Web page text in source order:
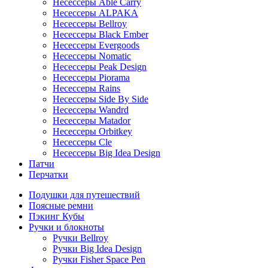
Несессеры Able Carry
Несессеры ALPAKA
Несессеры Bellroy
Несессеры Black Ember
Несессеры Evergoods
Несессеры Nomatic
Несессеры Peak Design
Несессеры Piorama
Несессеры Rains
Несессеры Side By Side
Несессеры Wandrd
Несессеры Matador
Несессеры Orbitkey
Несессеры Cle
Несессеры Big Idea Design
Патчи
Перчатки
Подушки для путешествий
Поясные ремни
Пэкинг Кубы
Ручки и блокноты
Ручки Bellroy
Ручки Big Idea Design
Ручки Fisher Space Pen